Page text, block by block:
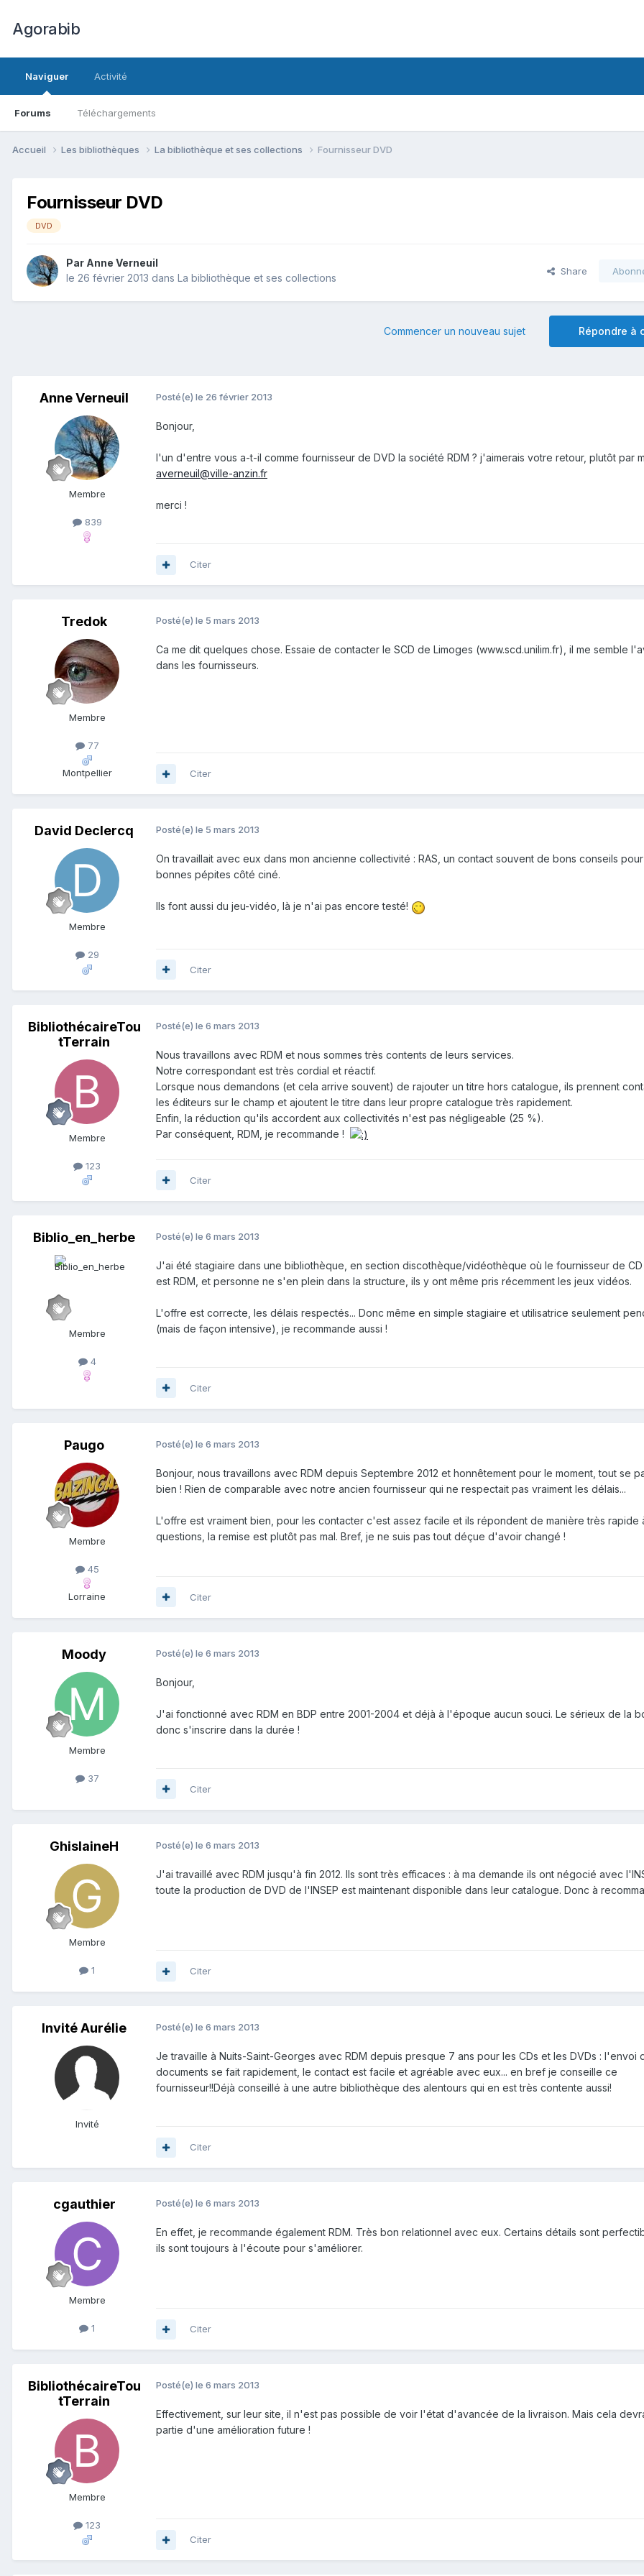
Agorabib
Naviguer
Forums Téléchargements
Activité
Accueil Les bibliothèques La bibliothèque et ses collections Fournisseur DVD
Fournisseur DVD
DVD
Par Anne Verneuil
le 26 février 2013 dans La bibliothèque et ses collections
Share
Répondre à
Commencer un nouveau sujet
Anne Verneuil
Membre
839
Posté(e) le 26 février 2013
Bonjour,
l'un d'entre vous a-t-il comme fournisseur de DVD la société RDM ? j'aimerais votre retour, plutôt par
averneuil@ville-anzin.fr
merci !
Citer
Tredok
Membre
77
Montpellier
Posté(e) le 5 mars 2013
Ca me dit quelques chose. Essaie de contacter le SCD de Limoges (www.scd.unilim.fr), il me semble
dans les fournisseurs.
Citer
David Declercq
Membre
29
Posté(e) le 5 mars 2013
On travaillait avec eux dans mon ancienne collectivité : RAS, un contact souvent de bons conseils
bonnes pépites côté ciné.
Ils font aussi du jeu-vidéo, là je n'ai pas encore testé!
Citer
BibliothécaireTou
tTerrain
Membre
123
Posté(e) le 6 mars 2013
Nous travaillons avec RDM et nous sommes très contents de leurs services.
Notre correspondant est très cordial et réactif.
Lorsque nous demandons (et cela arrive souvent) de rajouter un titre hors catalogue, ils prennent
les éditeurs sur le champ et ajoutent le titre dans leur propre catalogue très rapidement.
Enfin, la réduction qu'ils accordent aux collectivités n'est pas négligeable (25 %).
Par conséquent, RDM, je recommande !
Citer
Biblio_en_herbe
Membre
4
Posté(e) le 6 mars 2013
J'ai été stagiaire dans une bibliothèque, en section discothèque/vidéothèque où le fournisseur de
est RDM, et personne ne s'en plein dans la structure, ils y ont même pris récemment les jeux vidéos.
L'offre est correcte, les délais respectés... Donc même en simple stagiaire et utilisatrice seulement
(mais de façon intensive), je recommande aussi !
Citer
Paugo
Membre
45
Lorraine
Posté(e) le 6 mars 2013
Bonjour, nous travaillons avec RDM depuis Septembre 2012 et honnêtement pour le moment, tout se
bien ! Rien de comparable avec notre ancien fournisseur qui ne respectait pas vraiment les délais...
L'offre est vraiment bien, pour les contacter c'est assez facile et ils répondent de manière très rapide
questions, la remise est plutôt pas mal. Bref, je ne suis pas tout déçue d'avoir changé !
Citer
Moody
Membre
37
Posté(e) le 6 mars 2013
Bonjour,
J'ai fonctionné avec RDM en BDP entre 2001-2004 et déjà à l'époque aucun souci. Le sérieux de la
donc s'inscrire dans la durée !
Citer
GhislaineH
Membre
1
Posté(e) le 6 mars 2013
J'ai travaillé avec RDM jusqu'à fin 2012. Ils sont très efficaces : à ma demande ils ont négocié avec
toute la production de DVD de l'INSEP est maintenant disponible dans leur catalogue. Donc à
Citer
Invité Aurélie
Invité
Posté(e) le 6 mars 2013
Je travaille à Nuits-Saint-Georges avec RDM depuis presque 7 ans pour les CDs et les DVDs : l'envoi
documents se fait rapidement, le contact est facile et agréable avec eux... en bref je conseille ce
fournisseur!!Déjà conseillé à une autre bibliothèque des alentours qui en est très contente aussi!
Citer
cgauthier
Membre
1
Posté(e) le 6 mars 2013
En effet, je recommande également RDM. Très bon relationnel avec eux. Certains détails sont
ils sont toujours à l'écoute pour s'améliorer.
Citer
BibliothécaireTou
tTerrain
Membre
123
Posté(e) le 6 mars 2013
Effectivement, sur leur site, il n'est pas possible de voir l'état d'avancée de la livraison. Mais cela
partie d'une amélioration future !
Citer